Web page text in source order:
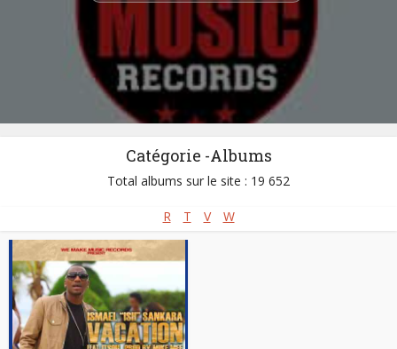
Catégorie -Albums
Total albums sur le site : 19 652
R T V W